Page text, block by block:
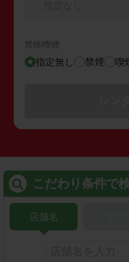
禁煙/喫煙
指定無し 禁煙 喫
こだわり条件で
店舗名